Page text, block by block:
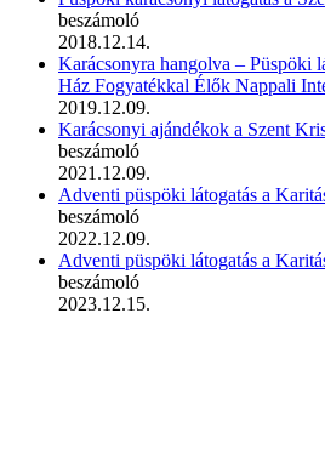
beszámoló
2018.12.14.
Karácsonyra hangolva – Püspöki
Ház Fogyatékkal Élők Nappali
2019.12.09.
Karácsonyi ajándékok a Szent
beszámoló
2021.12.09.
Adventi püspöki látogatás a
beszámoló
2022.12.09.
Adventi püspöki látogatás a
beszámoló
2023.12.15.